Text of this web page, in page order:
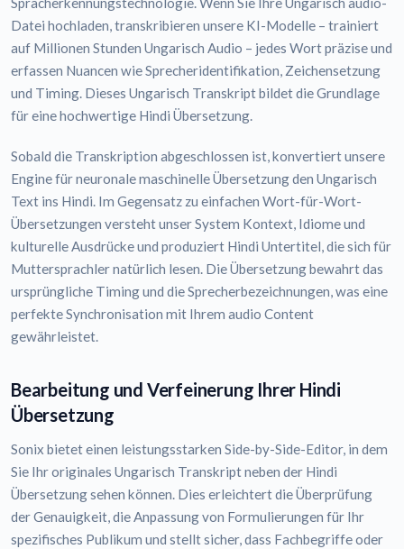
Datei hochladen, transkribieren unsere KI-Modelle – trainiert
auf Millionen Stunden Ungarisch Audio – jedes Wort präzise und
erfassen Nuancen wie Sprecheridentifikation, Zeichensetzung
und Timing. Dieses Ungarisch Transkript bildet die Grundlage
für eine hochwertige Hindi Übersetzung.
Sobald die Transkription abgeschlossen ist, konvertiert unsere
Engine für neuronale maschinelle Übersetzung den Ungarisch
Text ins Hindi. Im Gegensatz zu einfachen Wort-für-Wort-
Übersetzungen versteht unser System Kontext, Idiome und
kulturelle Ausdrücke und produziert Hindi Untertitel, die sich für
Muttersprachler natürlich lesen. Die Übersetzung bewahrt das
ursprüngliche Timing und die Sprecherbezeichnungen, was eine
perfekte Synchronisation mit Ihrem audio Content
gewährleistet.
Bearbeitung und Verfeinerung Ihrer Hindi
Übersetzung
Sonix bietet einen leistungsstarken Side-by-Side-Editor, in dem
Sie Ihr originales Ungarisch Transkript neben der Hindi
Übersetzung sehen können. Dies erleichtert die Überprüfung
der Genauigkeit, die Anpassung von Formulierungen für Ihr
spezifisches Publikum und stellt sicher, dass Fachbegriffe oder